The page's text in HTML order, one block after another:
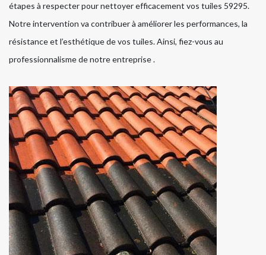
étapes à respecter pour nettoyer efficacement vos tuiles 59295.
Notre intervention va contribuer à améliorer les performances, la
résistance et l’esthétique de vos tuiles. Ainsi, fiez-vous au
professionnalisme de notre entreprise .